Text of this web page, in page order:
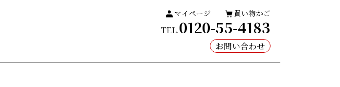
マイページ 買い物かご
TEL.0120-55-4183
お問い合わせ